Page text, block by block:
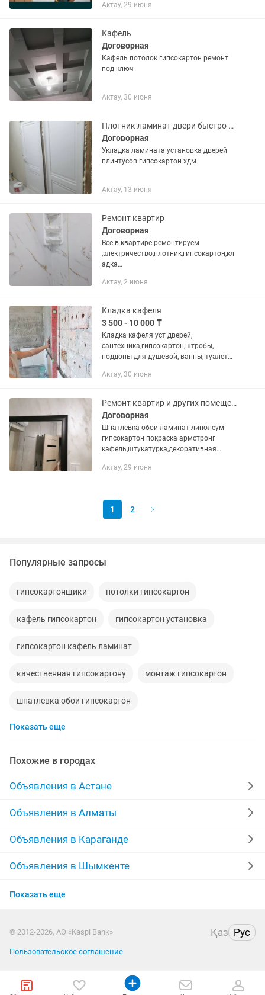
любой время
Актау, 29 июня
Кафель
Договорная
Кафель потолок гипсокартон ремонт
под ключ
Актау, 30 июня
Плотник ламинат двери быстро и качественно
Договорная
Укладка ламината установка дверей
плинтусов гипсокартон хдм
Актау, 13 июня
Ремонт квартир
Договорная
Все в квартире ремонтируем
,электричество,плотник,гипсокартон,кл
адка
мрамор, шпон,Сантехника,двери
Актау, 2 июня
Кладка кафеля
3 500 - 10 000 ₸
Кладка кафеля уст дверей,
сантехника,гипсокартон,штробы,
поддоны для душевой, ванны, туалеты,
Актау, 30 июня
Ремонт квартир и других помещений.
Договорная
Шпатлевка обои ламинат линолеум
гипсокартон покраска армстронг
кафель,штукатурка,декоративная
Актау, 29 июня
1 2
Популярные запросы
гипсокартонщики потолки гипсокартон
кафель гипсокартон гипсокартон установка
гипсокартон кафель ламинат
качественная гипсокартону монтаж гипсокартон
шпатлевка обои гипсокартон
гипсокартонные работы
Показать еще
Похожие в городах
Объявления в Астане
Объявления в Алматы
Объявления в Караганде
Объявления в Шымкенте
Объявления в Усть-Каменогорске
Объявления в Костанае
Показать еще
© 2012-2026, АО «Kaspi Bank» Қаз Рус
Пользовательское соглашение